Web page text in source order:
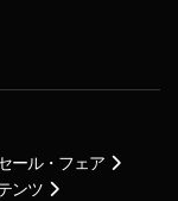
ール・フェア
ンツ